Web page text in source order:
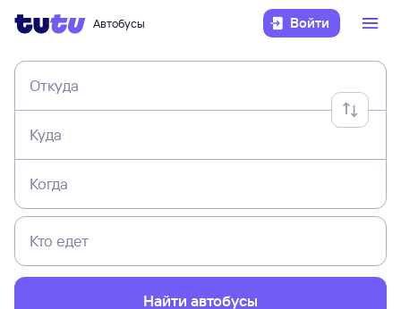
Автобусы Войти
Откуда
Куда
Когда
Кто едет
Найти автобусы